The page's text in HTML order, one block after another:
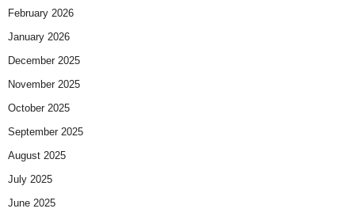
February 2026
January 2026
December 2025
November 2025
October 2025
September 2025
August 2025
July 2025
June 2025